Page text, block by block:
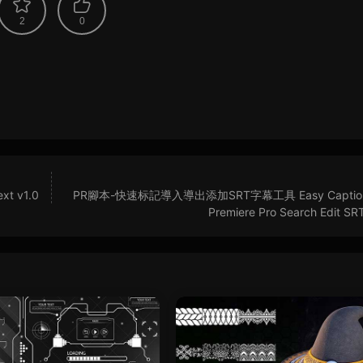
2 0
v1.0
PR腳本-快速标記導入導出添加SRT字幕工具 Easy
Premiere Pro Search Edit